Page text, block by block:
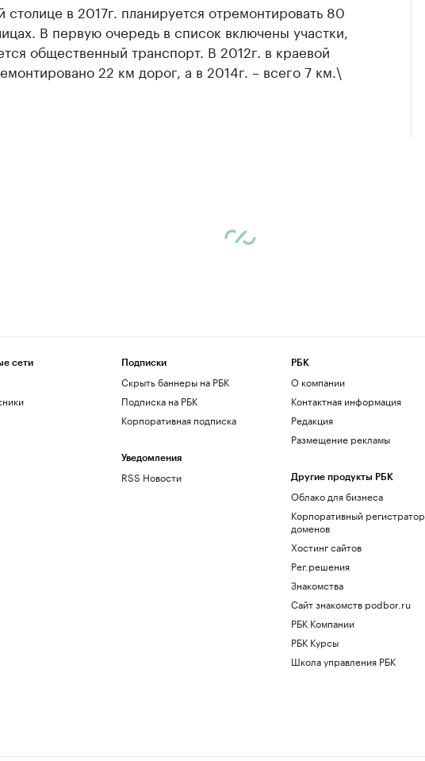
столице в 2017г. планируется отремонтировать 80
В первую очередь в список включены участки,
общественный транспорт. В 2012г. в краевой
22 км дорог, а в 2014г. ­– всего 7 км.\
сети Подписки
Скрыть баннеры на РБК
Подписка на РБК
Корпоративная подписка
Уведомления
RSS Новости
РБК
О компании
Контактная информация
Редакция
Размещение рекламы
Другие продукты РБК
Облако для бизнеса
Корпоративный регистратор
доменов
Хостинг сайтов
Рег.решения
Знакомства
Сайт знакомств podbor.ru
РБК Компании
РБК Курсы
Школа управления РБК